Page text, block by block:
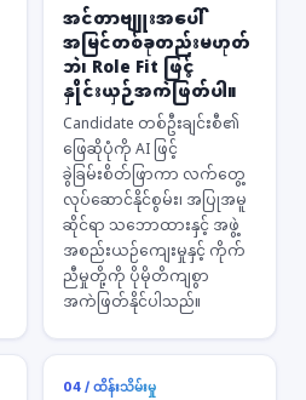
အင်တာဗျူးအပေါ်
အမြင်တစ်ခုတည်းမဟုတ်
ဘဲ၊ Role Fit ဖြင့်
နှိုင်းယှဉ်အကဲဖြတ်ပါ။
Candidate တစ်ဦးချင်းစီ၏
ဖြေဆိုပုံကို AI ဖြင့်
ခွဲခြမ်းစိတ်ဖြာကာ လက်တွေ့
လုပ်ဆောင်နိုင်စွမ်း၊ အပြုအမူ
ဆိုင်ရာ သဘောထားနှင့် အဖွဲ့
အစည်းယဉ်ကျေးမှုနှင့် ကိုက်
ညီမှုတို့ကို ပိုမိုတိကျစွာ
အကဲဖြတ်နိုင်ပါသည်။
04 / ထိန်းသိမ်းမှု